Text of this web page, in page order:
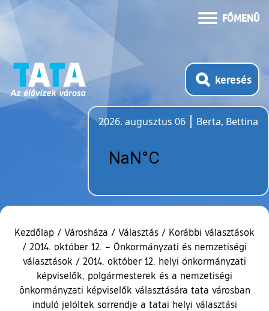
FŐMENÜ
keresés
2026. augusztus 06
Berta, Bettina
Kezdőlap / Városháza / Választás / Korábbi választások
/ 2014. október 12. – Önkormányzati és nemzetiségi
választások / 2014. október 12. helyi önkormányzati
képviselők, polgármesterek és a nemzetiségi
önkormányzati képviselők választására tata városban
induló jelöltek sorrendje a tatai helyi választási